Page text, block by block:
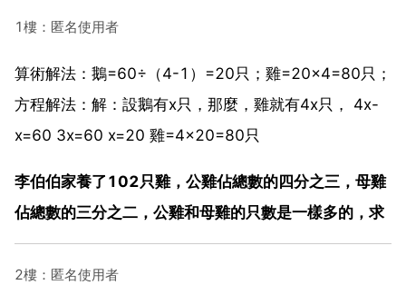
1樓：匿名使用者
算術解法：鵝=60÷（4-1）=20只；雞=20×4=80只；
方程解法：解：設鵝有x只，那麼，雞就有4x只， 4x-
x=60 3x=60 x=20 雞=4×20=80只
李伯伯家養了102只雞，公雞佔總數的四分之三，母雞
佔總數的三分之二，公雞和母雞的只數是一樣多的，求
2樓：匿名使用者